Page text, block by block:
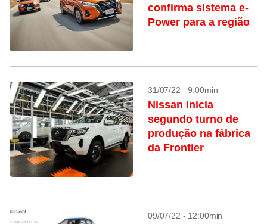
confirma sistema e-
Power para a região
31/07/22 - 9:00min
Nissan inicia
segundo turno de
produção na fábrica
da Frontier
09/07/22 - 12:00min